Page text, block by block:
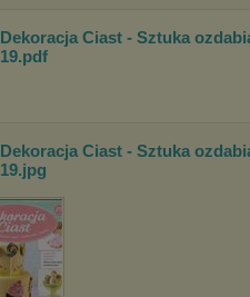
Dekoracja Ciast - Sztuka
19.pdf
Dekoracja Ciast - Sztuka
19.jpg